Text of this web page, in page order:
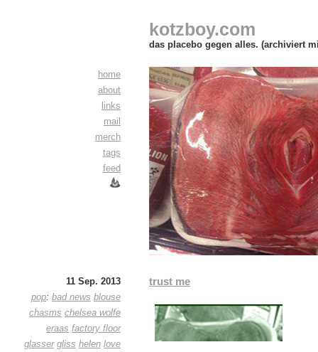
kotzboy.com
das placebo gegen alles. (archiviert
home
about
links
mail
merch
tags
feed
11 Sep. 2013
pop: bad news blouse
chasms chelsea wolfe
eraas factory floor
glasser gliss helen love
trust me